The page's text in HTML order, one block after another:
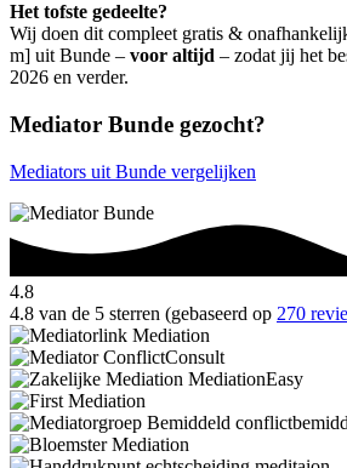
Het tofste gedeelte?
Wij doen dit compleet gratis &
m] uit Bunde – voor altijd – zodat jij het
2026 en verder.
Mediator Bunde gezocht?
Mediators uit Bunde vergelijken
4.8
4.8 van de 5 sterren (gebaseerd op 270